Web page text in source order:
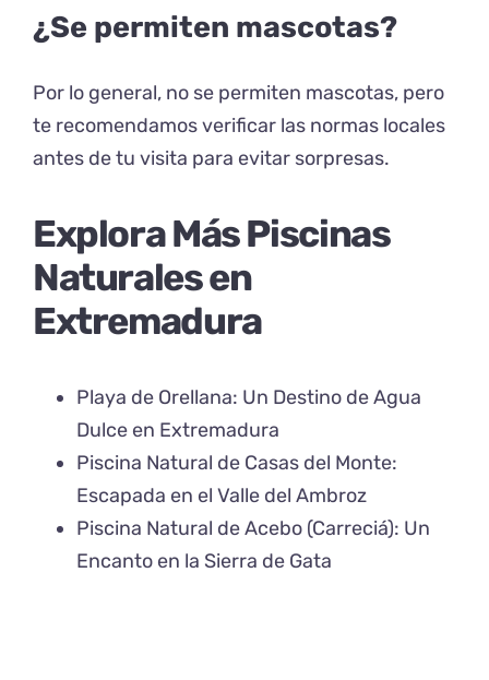
¿Se permiten mascotas?
Por lo general, no se permiten mascotas, pero
te recomendamos verificar las normas locales
antes de tu visita para evitar sorpresas.
Explora Más Piscinas
Naturales en
Extremadura
Playa de Orellana: Un Destino de Agua
Dulce en Extremadura
Piscina Natural de Casas del Monte:
Escapada en el Valle del Ambroz
Piscina Natural de Acebo (Carreciá): Un
Encanto en la Sierra de Gata